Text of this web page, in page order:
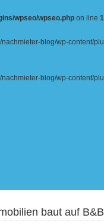
wpseo/wpseo.php on line
blog/wp-content/
blog/wp-content/
baut auf B&B